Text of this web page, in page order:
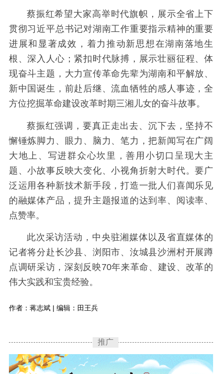
蔡振红希望大家高举时代旗帜，展示全省上下
贯彻习近平总书记对湖南工作重要指示精神的重要
进展和显著成效，着力推动新思想在湖南落地生
根、深入人心；紧扣时代脉搏，展示壮丽征程、体
现奋斗主题，大力宣传革命先辈为湖南和平解放、
新中国诞生，前赴后继、流血牺牲的感人事迹，全
方位挖掘革命建设改革时期三湘儿女的奋斗故事。
蔡振红强调，要真正走出去、沉下去，坚持不
懈锤炼脚力、眼力、脑力、笔力，把新闻写在广阔
大地上、写进群众心坎里，善用小切口呈现大主
题、小故事反映大变化、小视角折射大时代。要广
泛运用各种新技术新手段，打造一批人们喜闻乐见
的融媒体产品，提升主题报道的达到率、阅读率、
点赞率。
此次采访活动，中央驻湘媒体以及省直媒体的
记者将分赴长沙县、浏阳市、汝城县沙洲村开展蹲
点调研采访，深刻反映70年来革命、建设、改革的
伟大实践和宝贵经验。
作者：蒋志斌 | 编辑：田王兵
推广